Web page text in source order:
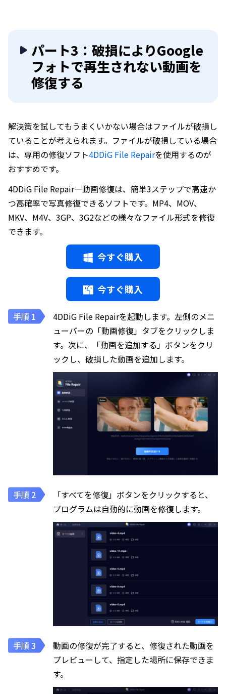
パート3：破損によりGoogle
フォトで再生されない動画を
修復する
解決策を試してもうまくいかない場合はファイルが破損し
ていることが考えられます。ファイルが破損している場合
は、専用の修復ソフト4DDiG File Repairを使用するのが
おすすめです。
4DDiG File Repair—動画修復は、簡単3ステップで高速か
つ高確率で写真修復できるソフトです。MP4、MOV、
MKV、M4V、3GP、3G2などの様々なファイル形式を修復
できます。
今すぐ購入
今すぐ購入
4DDiG File Repairを起動します。左側のメニ
ューバーの「動画修復」タブをクリックしま
す。次に、「動画を追加する」ボタンをクリ
ックし、破損した動画を追加します。
「すべてを修復」ボタンをクリックすると、
プログラムは自動的に動画を修復します。
動画の修復が完了すると、修復された動画を
プレビューして、指定した場所に保存できま
す。